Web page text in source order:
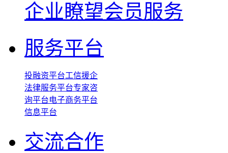
企业瞭望会员服务
服务平台
投融资平台工信援企
法律服务平台专家咨
询平台电子商务平台
信息平台
交流合作